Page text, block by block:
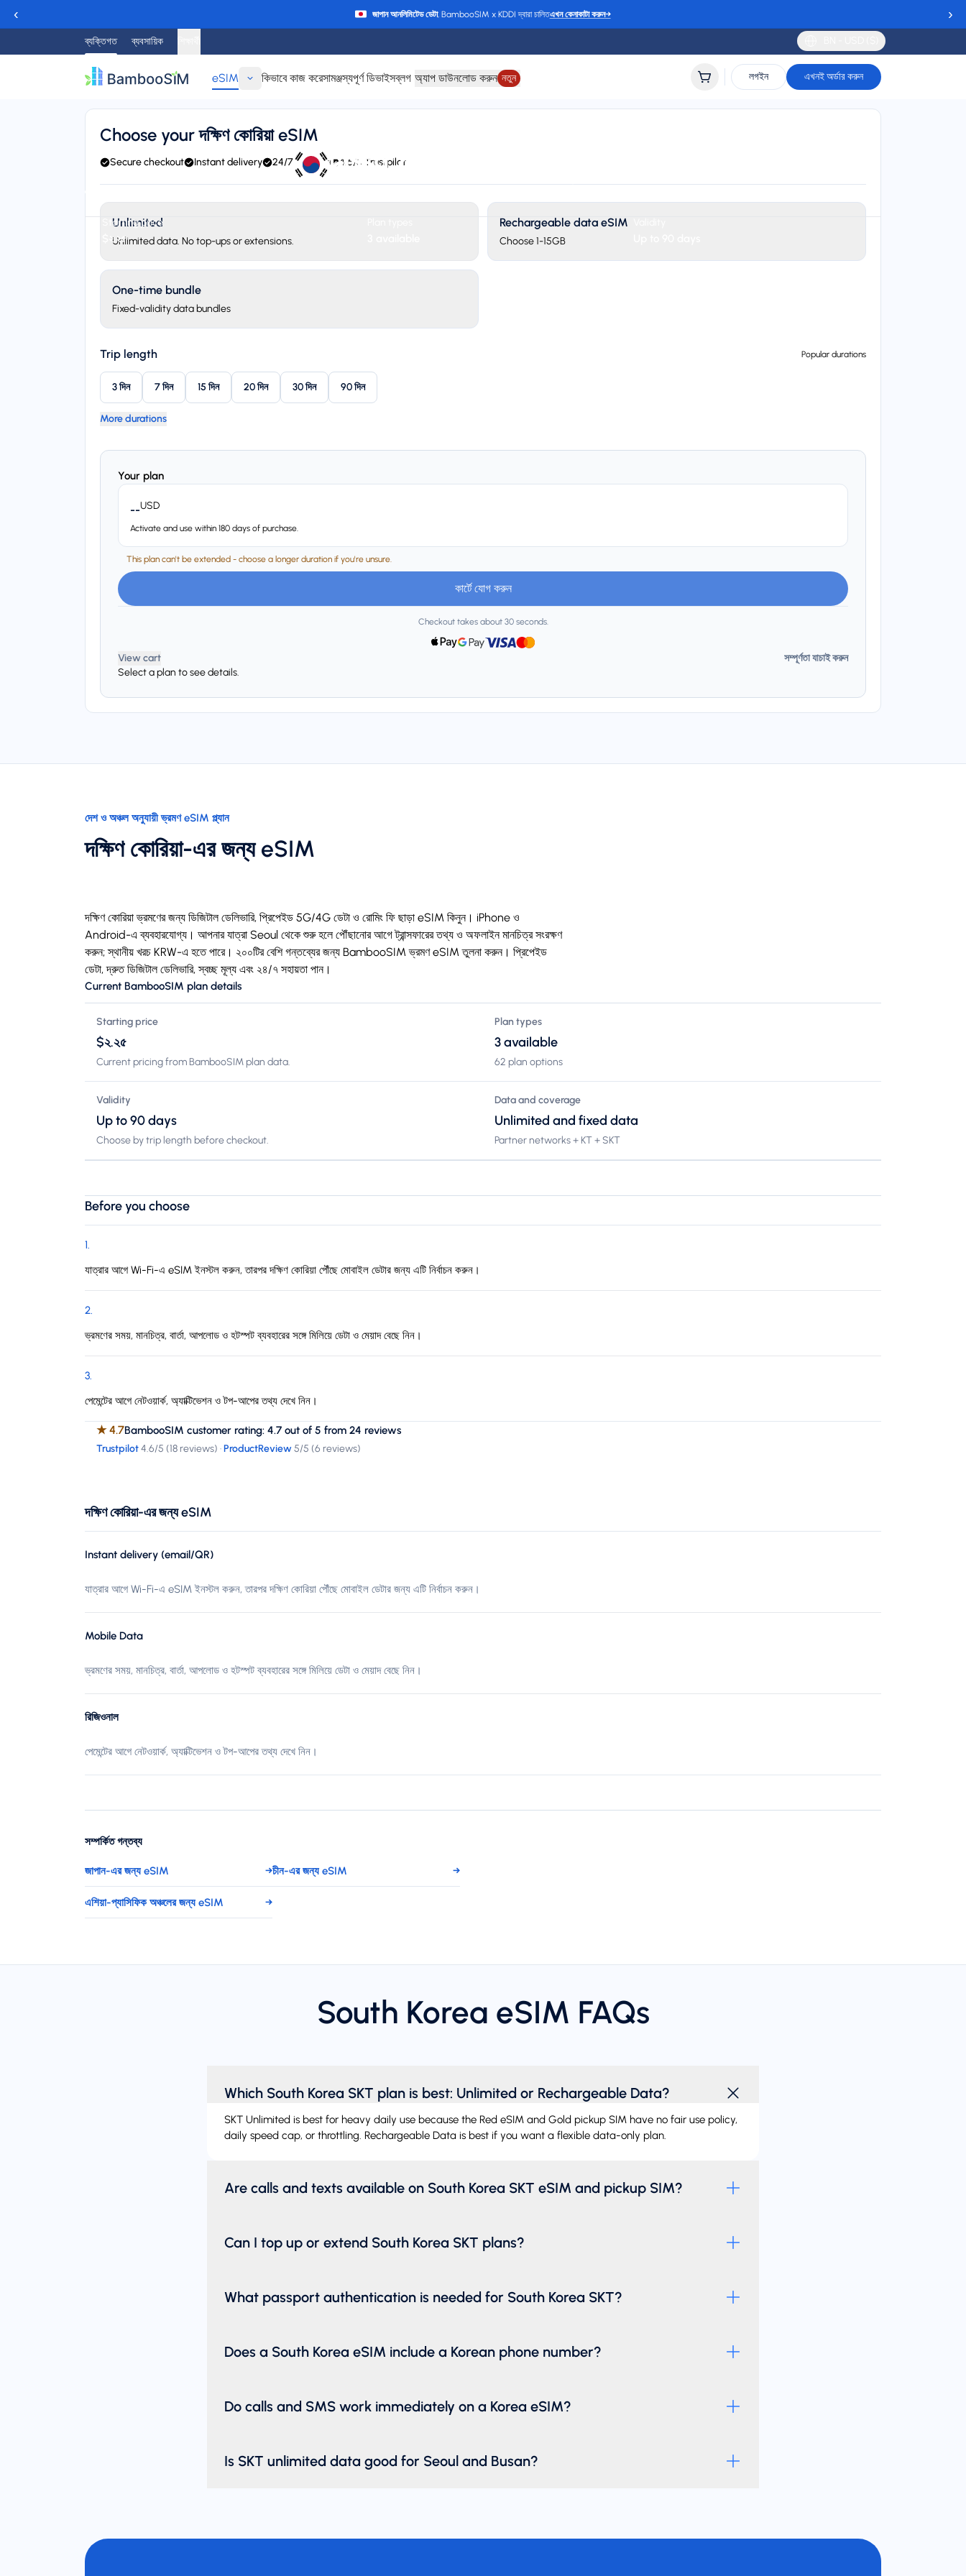
‹ জাপান আনলিমিটেড ডেটা, BambooSIM x KDDI দ্বারা চালিতএখন কেনাকাটা করুন→ ›
ব্যক্তিগত ব্যবসায়িক
eSIM কিভাবে কাজ করেসামঞ্জস্যপূর্ণ ডিভাইসব্লগ অ্যাপ ডাউনলোড করুন নতুন লগইন এখনই অর্ডার করুন
দক্ষিণ কোরিয়া-এর জন্য eSIM
Starting price
$২.২৫
Choose your দক্ষিণ কোরিয়া eSIM
Secure checkout Instant delivery 24/7 support 4.6/5 Trustpilot
Unlimited
Unlimited data. No top-ups or extensions.
Rechargeable data eSIM
Choose 1-15GB
One-time bundle
Fixed-validity data bundles
Trip length Popular durations
3 দিন 7 দিন 15 দিন 20 দিন 30 দিন 90 দিন
More durations
Your plan
--USD
Activate and use within 180 days of purchase.
This plan can't be extended - choose a longer duration if you're unsure.
কার্টে যোগ করুন
Checkout takes about 30 seconds.
View cart
সম্পূর্ণতা যাচাই করুন
Select a plan to see details.
দেশ ও অঞ্চল অনুযায়ী ভ্রমণ eSIM প্ল্যান
দক্ষিণ কোরিয়া-এর জন্য eSIM
দক্ষিণ কোরিয়া ভ্রমণের জন্য ডিজিটাল ডেলিভারি, প্রিপেইড 5G/4G ডেটা ও রোমিং ফি ছাড়া eSIM কিনুন। iPhone ও
Android-এ ব্যবহারযোগ্য। আপনার যাত্রা Seoul থেকে শুরু হলে পৌঁছানোর আগে ট্রান্সফারের তথ্য ও অফলাইন মানচিত্র সংরক্ষণ
করুন; স্থানীয় খরচ KRW-এ হতে পারে। ২০০টির বেশি গন্তব্যের জন্য BambooSIM ভ্রমণ eSIM তুলনা করুন। প্রিপেইড
ডেটা, দ্রুত ডিজিটাল ডেলিভারি, স্বচ্ছ মূল্য এবং ২৪/৭ সহায়তা পান।
Current BambooSIM plan details
Starting price
$২.২৫
Current pricing from BambooSIM plan data.
Plan types
3 available
62 plan options
Validity
Up to 90 days
Choose by trip length before checkout.
Data and coverage
Unlimited and fixed data
Partner networks + KT + SKT
Before you choose
1.
যাত্রার আগে Wi-Fi-এ eSIM ইনস্টল করুন, তারপর দক্ষিণ কোরিয়া পৌঁছে মোবাইল ডেটার জন্য এটি নির্বাচন করুন।
2.
ভ্রমণের সময়, মানচিত্র, বার্তা, আপলোড ও হটস্পট ব্যবহারের সঙ্গে মিলিয়ে ডেটা ও মেয়াদ বেছে নিন।
3.
পেমেন্টের আগে নেটওয়ার্ক, অ্যাক্টিভেশন ও টপ-আপের তথ্য দেখে নিন।
★4.7BambooSIM customer rating: 4.7 out of 5 from 24 reviews
Trustpilot4.6/5 (18 reviews) ·ProductReview5/5 (6 reviews)
দক্ষিণ কোরিয়া-এর জন্য eSIM
Instant delivery (email/QR)
যাত্রার আগে Wi-Fi-এ eSIM ইনস্টল করুন, তারপর দক্ষিণ কোরিয়া পৌঁছে মোবাইল ডেটার জন্য এটি নির্বাচন করুন।
Mobile Data
ভ্রমণের সময়, মানচিত্র, বার্তা, আপলোড ও হটস্পট ব্যবহারের সঙ্গে মিলিয়ে ডেটা ও মেয়াদ বেছে নিন।
রিজিওনাল
পেমেন্টের আগে নেটওয়ার্ক, অ্যাক্টিভেশন ও টপ-আপের তথ্য দেখে নিন।
সম্পর্কিত গন্তব্য
জাপান-এর জন্য eSIM →চীন-এর জন্য eSIM →
এশিয়া-প্যাসিফিক অঞ্চলের জন্য eSIM →
South Korea eSIM FAQs
Which South Korea SKT plan is best: Unlimited or Rechargeable Data?
SKT Unlimited is best for heavy daily use because the Red eSIM and Gold pickup SIM have no fair use policy,
daily speed cap, or throttling. Rechargeable Data is best if you want a flexible data-only plan.
Are calls and texts available on South Korea SKT eSIM and pickup SIM?
Can I top up or extend South Korea SKT plans?
What passport authentication is needed for South Korea SKT?
Does a South Korea eSIM include a Korean phone number?
Do calls and SMS work immediately on a Korea eSIM?
Is SKT unlimited data good for Seoul and Busan?